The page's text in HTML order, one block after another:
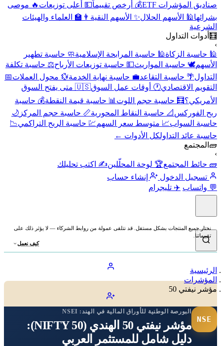
صناديق المؤشرات ETF
💰 أرخص تقييماً💵 أعلى توزيعات 🔥 موصى
بشرائها🕌 الأسهم الحلال✨ الأسهم النقية 👨‍🏫 العلماء والهيئات
الشرعية
🧮 أدوات التداول
›
🕌 حاسبة الزكاة🕌 حاسبة المرابحة الإسلامية🧼 حاسبة تطهير
الأسهم🕊️ حاسبة المواريث💵 حاسبة توزيعات الأرباح⚖️ حاسبة تكلفة
التداول🌴 حاسبة التقاعد💼 حاسبة نهاية الخدمة💱 محول العملات📅
التقويم الاقتصادي🕐 أوقات عمل السوق
🇺🇸 متى يفتح السوق
الأمريكي؟🧮 حاسبة حجم اللوت 📊 حاسبة قيمة النقطة💰 حاسبة
ربح الفوركس 📐 حاسبة النقاط المحورية📏 حاسبة حجم المركز 🌙
حاسبة السواب📈 متوسط سعر السهم💹 حاسبة الربح التراكمي📉
حاسبة عائد التداولكل الأدوات ←
🧱 المجتمع
›
🧱 حائط المجتمع🏆 لوحة المحلّلين✍️ اكتب تحليلك
تسجيل الدخول
إنشاء حساب
💬 واتساب ✈️ تليجرام
نختار جميع المنتجات بشكل مستقل. قد نتلقى عمولة من روابط الشركاء — لا يؤثر ذلك على
تقييماتنا.
كيف نعمل
الرئيسية
المؤشرات
مؤشر نيفتي 50
NSE
البورصة الوطنية للأوراق المالية في الهند: NSEI
مؤشر نيفتي 50 الهندي (NIFTY 50):
دليل شامل للمستثمر العربي